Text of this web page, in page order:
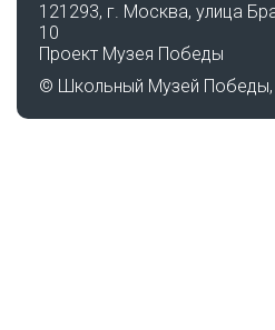
121293, г. Москва, улица
10
Проект Музея Победы
© Школьный Музей Победы,